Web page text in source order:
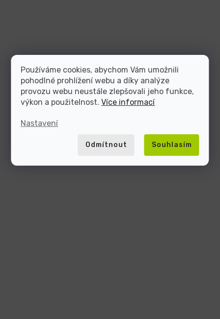
Používáme cookies, abychom Vám umožnili
pohodlné prohlížení webu a díky analýze
provozu webu neustále zlepšovali jeho funkce,
výkon a použitelnost.Více informací
Nastavení
Odmítnout Souhlasím